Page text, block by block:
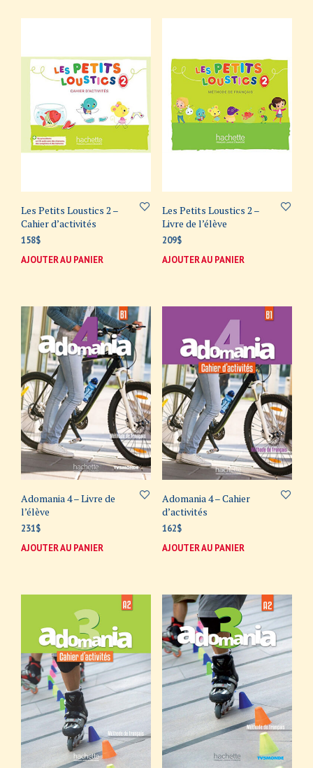
Les Petits Loustics 2 –
Cahier d’activités
158$
AJOUTER AU PANIER
Les Petits Loustics 2 –
Livre de l’élève
209$
AJOUTER AU PANIER
Adomania 4 – Livre de
l’élève
231$
AJOUTER AU PANIER
Adomania 4 – Cahier
d’activités
162$
AJOUTER AU PANIER